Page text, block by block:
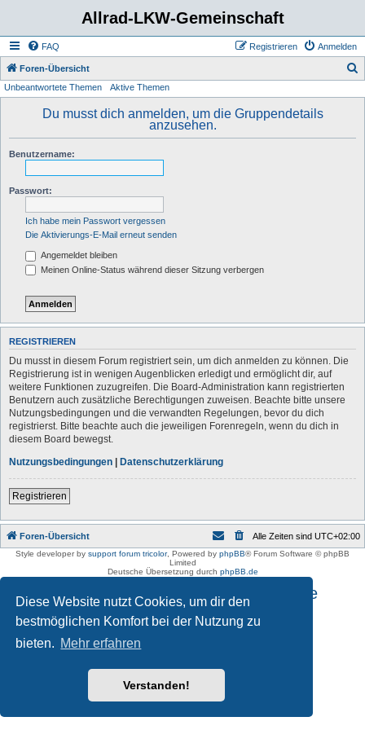
Diese Website nutzt Cookies, um dir den
bestmöglichen Komfort bei der Nutzung zu
bieten. Mehr erfahren
Verstanden!
Allrad-LKW-Gemeinschaft
FAQ Anmelden
Registrieren
Foren-Übersicht
Unbeantwortete Themen Aktive Themen
Du musst dich anmelden, um die Gruppendetails
anzusehen.
Benutzername:
Passwort:
Ich habe mein Passwort vergessen
Die Aktivierungs-E-Mail erneut senden
Angemeldet bleiben
Meinen Online-Status während dieser Sitzung verbergen
REGISTRIEREN
Du musst in diesem Forum registriert sein, um dich anmelden zu können. Die
Registrierung ist in wenigen Augenblicken erledigt und ermöglicht dir, auf
weitere Funktionen zuzugreifen. Die Board-Administration kann registrierten
Benutzern auch zusätzliche Berechtigungen zuweisen. Beachte bitte unsere
Nutzungsbedingungen und die verwandten Regelungen, bevor du dich
registrierst. Bitte beachte auch die jeweiligen Forenregeln, wenn du dich in
diesem Board bewegst.
Nutzungsbedingungen | Datenschutzerklärung
Registrieren
Foren-Übersicht Alle Zeiten sind UTC+02:00
Style developer by support forum tricolor, Powered by phpBB® Forum Software © phpBB
Limited
Deutsche Übersetzung durch phpBB.de
Impressum und Datenschutzhinweise